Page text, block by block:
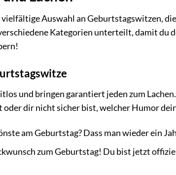
Auswahl an Geburtstagswitzen,
Kategorien unterteilt, damit du
und bringen garantiert jeden zum
dir nicht sicher bist, welcher Humor
am Geburtstag? Dass man wieder ein
zum Geburtstag! Du bist jetzt